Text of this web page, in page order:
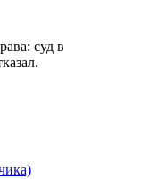
суд в